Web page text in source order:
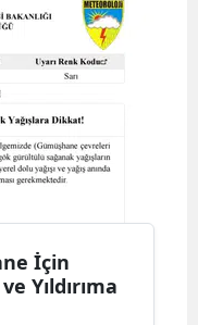
İçin
Yıldırıma